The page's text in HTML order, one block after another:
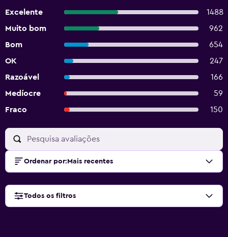
Excelente
1488
Muito bom
962
Bom
654
OK
247
Razoável
166
Medíocre
59
Fraco
150
Ordenar por: Mais recentes
Todos os filtros